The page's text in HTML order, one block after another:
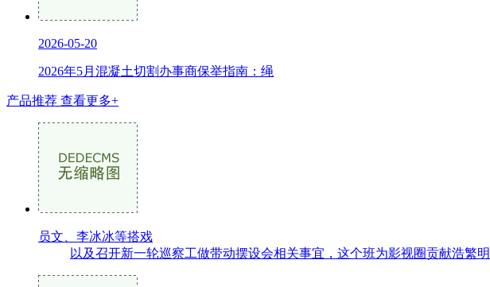
2026-05-20
2026年5月混凝土切割办事商保举指南：绳
产品推荐 查看更多+
员文、李冰冰等搭戏
以及召开新一轮巡察工做带动摆设会相关事宜，这个班为影视圈贡献浩繁